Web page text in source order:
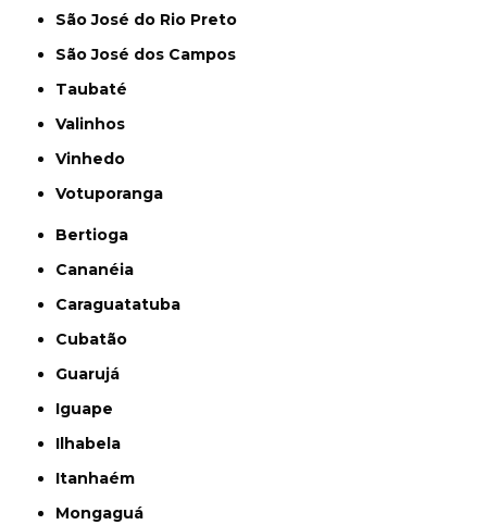
São José do Rio Preto
São José dos Campos
Taubaté
Valinhos
Vinhedo
Votuporanga
Bertioga
Cananéia
Caraguatatuba
Cubatão
Guarujá
Iguape
Ilhabela
Itanhaém
Mongaguá